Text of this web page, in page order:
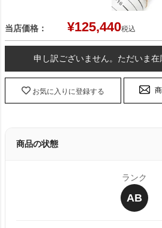
当店価格： ¥125,440税込
申し訳ございません。ただいま在
お気に入りに登録する
商品の状態
ランク
AB